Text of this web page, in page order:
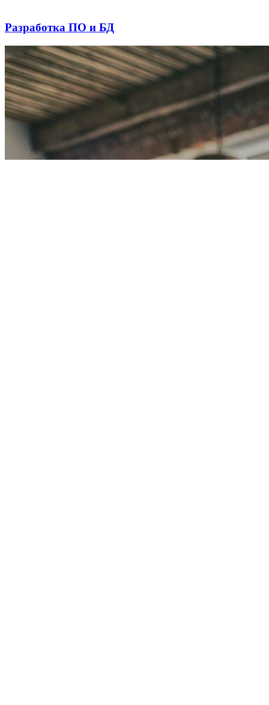
Разработка ПО и БД